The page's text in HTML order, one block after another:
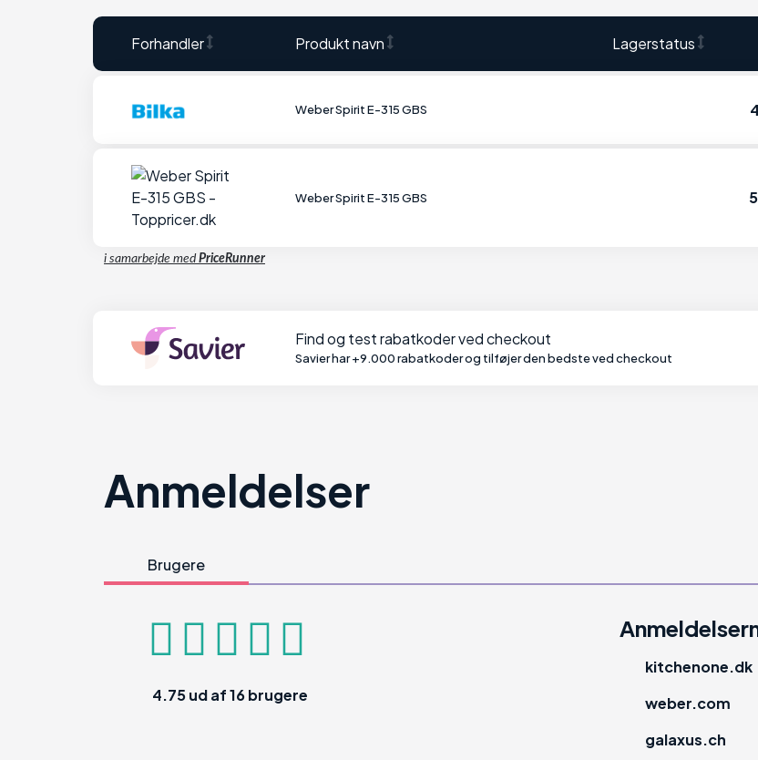
Forhandler Produkt navn Lagerstatus
Weber Spirit E-315 GBS
Weber Spirit E-315 GBS
i samarbejde med PriceRunner
Find og test rabatkoder ved checkout
Savier har +9.000 rabatkoder og tilføjer den bedste ved checkout
Anmeldelser
Brugere
4.75ud af16brugere
kitchenone.dk
weber.com
galaxus.ch